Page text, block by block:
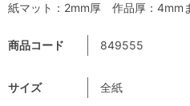
商品コード 849555
サイズ 全紙
紙マット：2mm厚 作品厚：4mm